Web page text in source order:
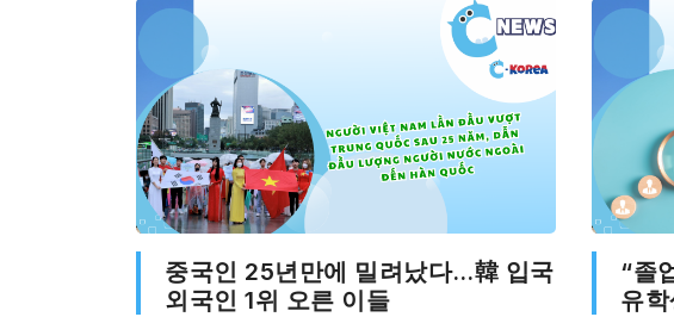
중국인 25년만에 밀려났다…韓 입국
외국인 1위 오른 이들
“졸
유